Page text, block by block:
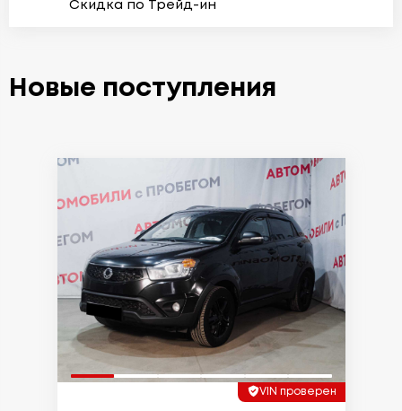
Скидка по Трейд-ин
Новые поступления
VIN проверен